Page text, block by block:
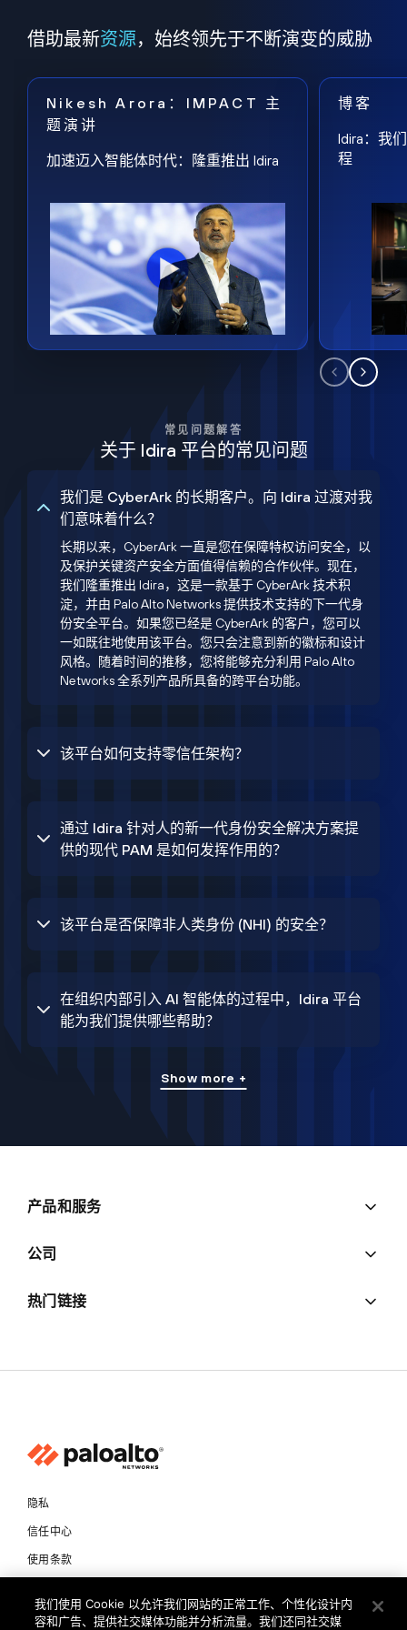
借助最新资源，始终领先于不断演变的威胁
Nikesh Arora：IMPACT 主
题演讲
加速迈入智能体时代：隆重推出 Idira
博客
Idira：我
程
常见问题解答
关于 Idira 平台的常见问题
我们是 CyberArk 的长期客户。向 Idira 过渡对我
们意味着什么？
长期以来，CyberArk 一直是您在保障特权访问安全，以
及保护关键资产安全方面值得信赖的合作伙伴。现在，
我们隆重推出 Idira，这是一款基于 CyberArk 技术积
淀，并由 Palo Alto Networks 提供技术支持的下一代身
份安全平台。如果您已经是 CyberArk 的客户，您可以
一如既往地使用该平台。您只会注意到新的徽标和设计
风格。随着时间的推移，您将能够充分利用 Palo Alto
Networks 全系列产品所具备的跨平台功能。
该平台如何支持零信任架构？
通过 Idira 针对人的新一代身份安全解决方案提
供的现代 PAM 是如何发挥作用的？
该平台是否保障非人类身份 (NHI) 的安全？
在组织内部引入 AI 智能体的过程中，Idira 平台
能为我们提供哪些帮助？
Show more +
产品和服务
公司
热门链接
隐私
信任中心
使用条款
我们使用 Cookie 以允许我们网站的正常工作、个性化设计内
容和广告、提供社交媒体功能并分析流量。我们还同社交媒